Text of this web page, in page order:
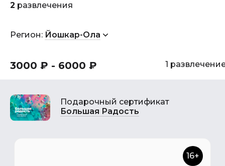
2 развлечения
Регион: Йошкар-Ола
3000 ₽ - 6000 ₽ 1
Подарочный сертификат
Большая Радость
16+